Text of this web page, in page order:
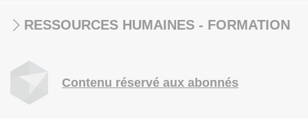
RESSOURCES HUMAINES - FORMATION
Contenu réservé aux abonnés